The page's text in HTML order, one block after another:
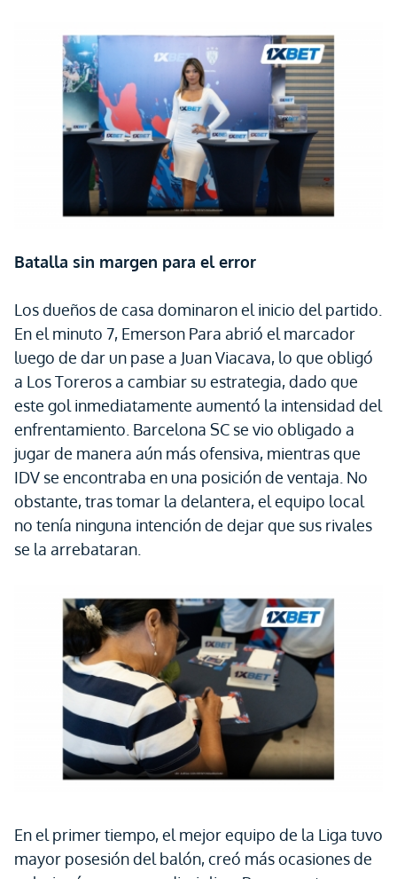
Batalla sin margen para el error
Los dueños de casa dominaron el inicio del partido.
En el minuto 7, Emerson Para abrió el marcador
luego de dar un pase a Juan Viacava, lo que obligó
a Los Toreros a cambiar su estrategia, dado que
este gol inmediatamente aumentó la intensidad del
enfrentamiento. Barcelona SC se vio obligado a
jugar de manera aún más ofensiva, mientras que
IDV se encontraba en una posición de ventaja. No
obstante, tras tomar la delantera, el equipo local
no tenía ninguna intención de dejar que sus rivales
se la arrebataran.
En el primer tiempo, el mejor equipo de la Liga tuvo
mayor posesión del balón, creó más ocasiones de